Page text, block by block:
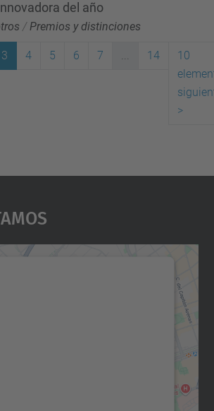
del año
/Premios y distinciones
3 4 5 6 7 ... 14
10
>